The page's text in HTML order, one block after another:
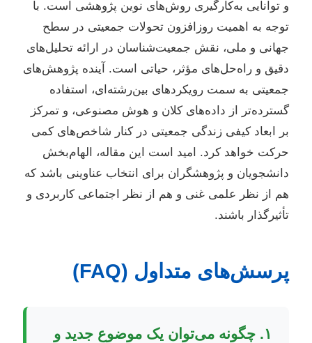
و توانایی به‌کارگیری روش‌های نوین پژوهشی است. با
توجه به اهمیت روزافزون تحولات جمعیتی در سطح
جهانی و ملی، نقش جمعیت‌شناسان در ارائه تحلیل‌های
دقیق و راه‌حل‌های مؤثر، حیاتی است. آینده پژوهش‌های
جمعیتی به سمت رویکردهای بین‌رشته‌ای، استفاده
گسترده‌تر از داده‌های کلان و هوش مصنوعی، و تمرکز
بر ابعاد کیفی زندگی جمعیتی در کنار شاخص‌های کمی
حرکت خواهد کرد. امید است این مقاله، الهام‌بخش
دانشجویان و پژوهشگران برای انتخاب عناوینی باشد که
هم از نظر علمی غنی و هم از نظر اجتماعی کاربردی و
تأثیرگذار باشند.
پرسش‌های متداول (FAQ)
۱. چگونه می‌توان یک موضوع جدید و